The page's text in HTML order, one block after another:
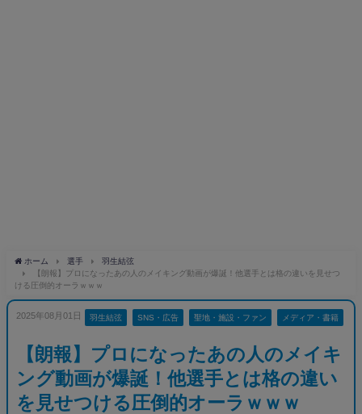
ホーム 選手
羽生結弦
【朗報】プロになったあの人のメイキング動画が爆誕！他選手とは格の違いを見せつ
ける圧倒的オーラｗｗｗ
2025年08月01日 羽生結弦 SNS・広告 聖地・施設・ファン メディア・書籍
【朗報】プロになったあの人のメイキ
ング動画が爆誕！他選手とは格の違い
を見せつける圧倒的オーラｗｗｗ